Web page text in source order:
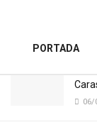
06/
PORTADA